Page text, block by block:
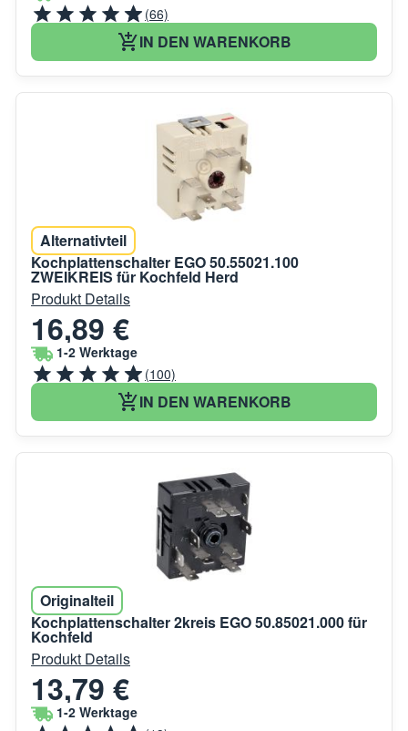
(66)
IN DEN WARENKORB
Alternativteil
Kochplattenschalter EGO 50.55021.100
ZWEIKREIS für Kochfeld Herd
Produkt Details
16,89 €
1-2 Werktage
(100)
IN DEN WARENKORB
Originalteil
Kochplattenschalter 2kreis EGO 50.85021.000 für
Kochfeld
Produkt Details
13,79 €
1-2 Werktage